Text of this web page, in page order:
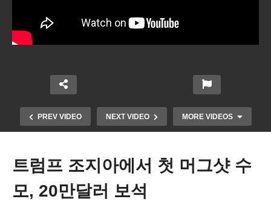
PREV VIDEO NEXT VIDEO MORE VIDEOS
트럼프 조지아에서 첫 머그샷 수
모, 20만달러 보석